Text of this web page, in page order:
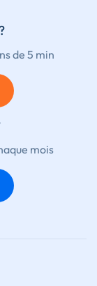
de 5 min
mois